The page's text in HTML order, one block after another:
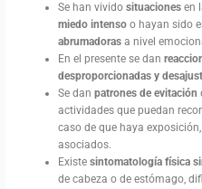
Se han vividosituaciones en
miedo intenso o hayan sido
abrumadoras a nivel
En el presente se dan
desproporcionadas y
Se dan patrones de evitación
actividades que puedan
caso de que haya
asociados.
Existesintomatología física
de cabeza o de estómago,